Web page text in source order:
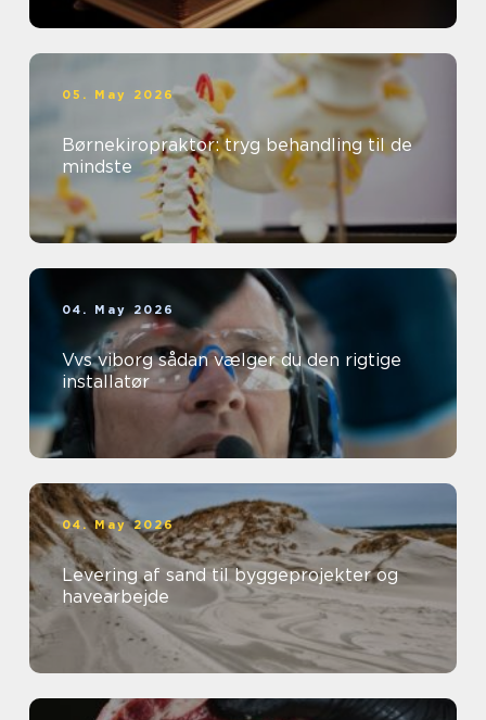
05. May 2026
Børnekiropraktor: tryg behandling til de
mindste
04. May 2026
Vvs viborg sådan vælger du den rigtige
installatør
04. May 2026
Levering af sand til byggeprojekter og
havearbejde